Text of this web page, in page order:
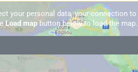
your personal data, your connection
Load mapbutton below to load the